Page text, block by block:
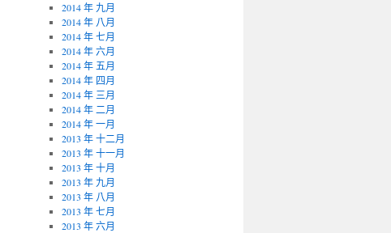
2014 年 九月
2014 年 八月
2014 年 七月
2014 年 六月
2014 年 五月
2014 年 四月
2014 年 三月
2014 年 二月
2014 年 一月
2013 年 十二月
2013 年 十一月
2013 年 十月
2013 年 九月
2013 年 八月
2013 年 七月
2013 年 六月